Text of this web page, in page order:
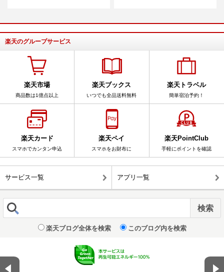
楽天のグループサービス
楽天市場
商品数は1億点以上
楽天ブックス
いつでも全品送料無料
楽天トラベル
簡単宿泊予約！
楽天カード
スマホでカンタン申込
楽天ペイ
スマホをお財布に
楽天PointClub
手軽にポイントを確認
サービス一覧 アプリ一覧
楽天ブログ全体を検索 このブログ内を検索